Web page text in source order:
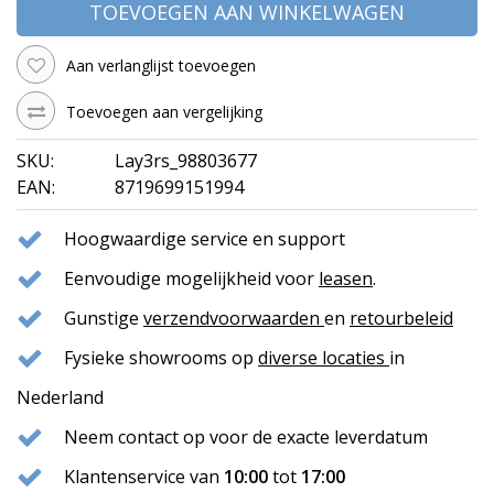
TOEVOEGEN AAN WINKELWAGEN
Aan verlanglijst toevoegen
Toevoegen aan vergelijking
SKU:
Lay3rs_98803677
EAN:
8719699151994
Hoogwaardige service en support
Eenvoudige mogelijkheid voor leasen.
Gunstige verzendvoorwaarden en retourbeleid
Fysieke showrooms op diverse locaties in
Nederland
Neem contact op voor de exacte leverdatum
Klantenservice van 10:00tot 17:00